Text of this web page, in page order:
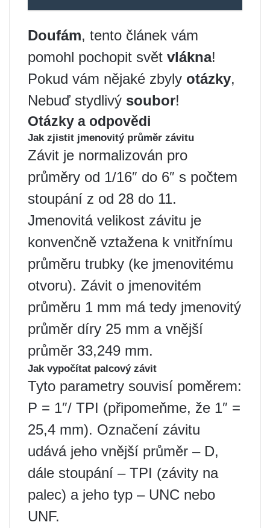
Doufám, tento článek vám
pomohl pochopit svět vlákna!
Pokud vám nějaké zbyly otázky,
Nebuď stydlivý soubor!
Otázky a odpovědi
Jak zjistit jmenovitý průměr závitu
Závit je normalizován pro
průměry od 1/16″ do 6″ s počtem
stoupání z od 28 do 11.
Jmenovitá velikost závitu je
konvenčně vztažena k vnitřnímu
průměru trubky (ke jmenovitému
otvoru). Závit o jmenovitém
průměru 1 mm má tedy jmenovitý
průměr díry 25 mm a vnější
průměr 33,249 mm.
Jak vypočítat palcový závit
Tyto parametry souvisí poměrem:
P = 1″/ TPI (připomeňme, že 1″ =
25,4 mm). Označení závitu
udává jeho vnější průměr – D,
dále stoupání – TPI (závity na
palec) a jeho typ – UNC nebo
UNF.